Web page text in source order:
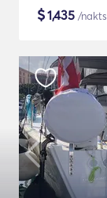
$1,435 /nakts